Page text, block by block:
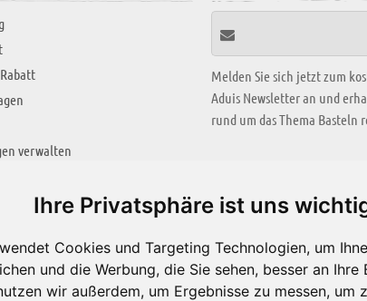
Ihre Privatsphäre ist uns
Cookies und Targeting Technologien, um
und die Werbung, die Sie sehen, besser an Ihre
wir außerdem, um Ergebnisse zu messen, um
verwalten
Melden Sie sich jetzt zum
Aduis Newsletter an und
rund um das Thema Basteln
KREATIV ZONE
Alle Videos
Bastelideen